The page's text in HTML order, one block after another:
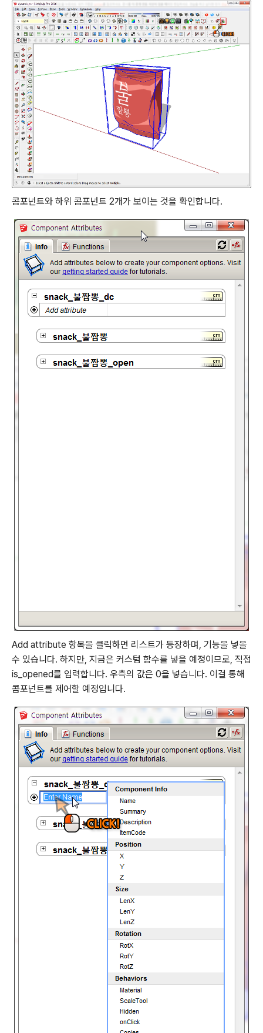
콤포넌트와 하위 콤포넌트 2개가 보이는 것을 확인합니다.
Add attribute 항목을 클릭하면 리스트가 등장하며, 기능을 넣을
수 있습니다. 하지만, 지금은 커스텀 함수를 넣을 예정이므로, 직접
is_opened를 입력합니다. 우측의 값은 0을 넣습니다. 이걸 통해
콤포넌트를 제어할 예정입니다.